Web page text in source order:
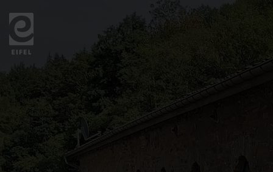
Zurück
zur
Startseite